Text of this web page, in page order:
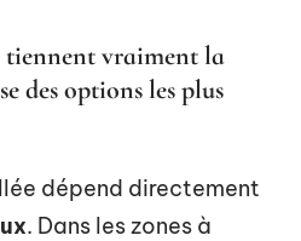
tiennent vraiment la
des options les plus
dépend directement
. Dans les zones à